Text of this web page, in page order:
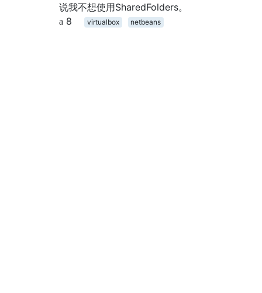
说我不想使用SharedFolders。
8
virtualbox netbeans